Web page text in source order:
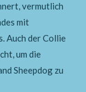
vermutlich
mit
Auch der Collie
um die
Sheepdog zu